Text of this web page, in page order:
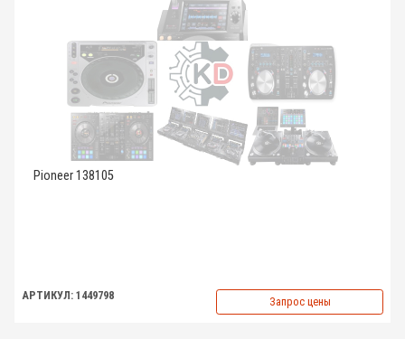
Pioneer 138105
АРТИКУЛ: 1449798 Запрос цены